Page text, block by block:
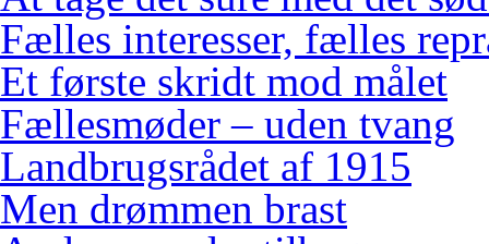
Fælles interesser, fælles
Et første skridt mod målet
Fællesmøder – uden tvang
Landbrugsrådet af 1915
Men drømmen brast